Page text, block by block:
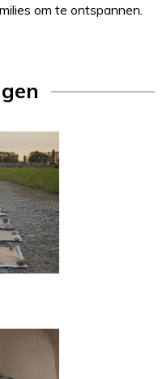
om te ontspannen.